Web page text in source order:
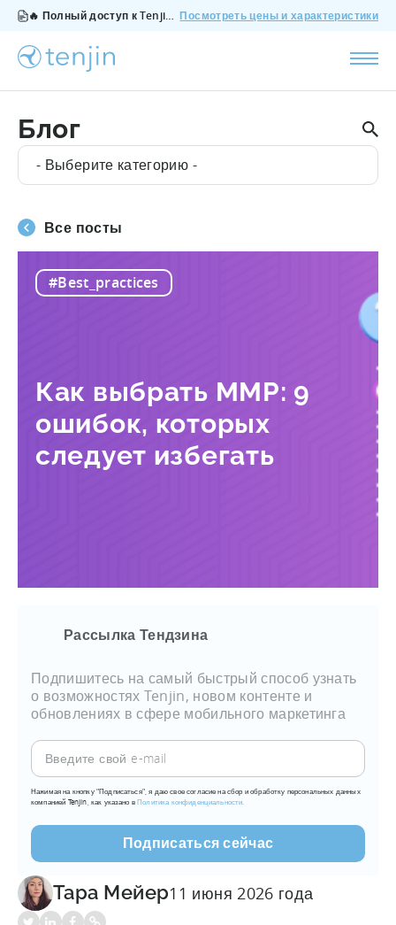
🔥 Полный доступ к Tenjin за $200/месяц - все функции, без дополнений, отмена в любое время. Посмотреть цены и характеристики
Блог
- Выберите категорию -
Все посты
#Best_practices
Как выбрать MMP: 9
ошибок, которых
следует избегать
Рассылка Тендзина
Подпишитесь на самый быстрый способ узнать
о возможностях Tenjin, новом контенте и
обновлениях в сфере мобильного маркетинга
Нажимая на кнопку "Подписаться", я даю свое согласие на сбор и обработку персональных данных
компанией Tenjin, как указано вПолитика конфиденциальности.
Тара Мейер11 июня 2026 года